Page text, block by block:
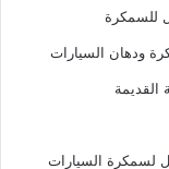
للسمكرة
ودهان السيارات
لسمكرة السيارات